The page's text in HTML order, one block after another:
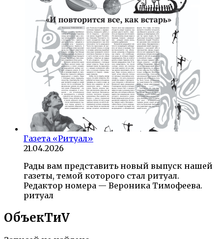
Газета «Ритуал»
21.04.2026
Рады вам представить новый выпуск нашей
газеты, темой которого стал ритуал.
Редактор номера — Вероника Тимофеева.
ритуал
ОбъекTиV